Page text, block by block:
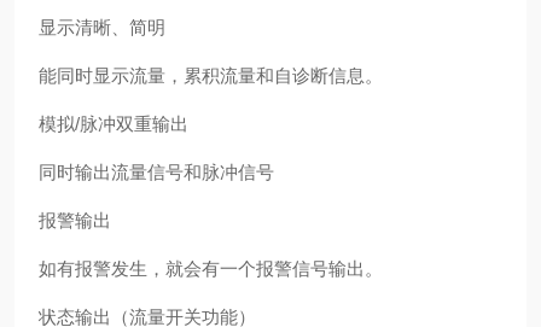
显示清晰、简明
能同时显示流量，累积流量和自诊断信息。
模拟/脉冲双重输出
同时输出流量信号和脉冲信号
报警输出
如有报警发生，就会有一个报警信号输出。
状态输出（流量开关功能）